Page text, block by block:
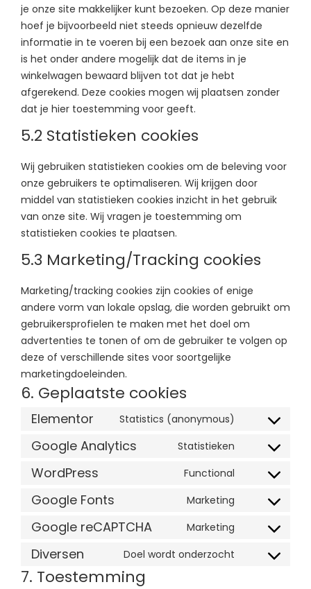
je onze site makkelijker kunt bezoeken. Op deze manier
hoef je bijvoorbeeld niet steeds opnieuw dezelfde
informatie in te voeren bij een bezoek aan onze site en
is het onder andere mogelijk dat de items in je
winkelwagen bewaard blijven tot dat je hebt
afgerekend. Deze cookies mogen wij plaatsen zonder
dat je hier toestemming voor geeft.
5.2 Statistieken cookies
Wij gebruiken statistieken cookies om de beleving voor
onze gebruikers te optimaliseren. Wij krijgen door
middel van statistieken cookies inzicht in het gebruik
van onze site. Wij vragen je toestemming om
statistieken cookies te plaatsen.
5.3 Marketing/Tracking cookies
Marketing/tracking cookies zijn cookies of enige
andere vorm van lokale opslag, die worden gebruikt om
gebruikersprofielen te maken met het doel om
advertenties te tonen of om de gebruiker te volgen op
deze of verschillende sites voor soortgelijke
marketingdoeleinden.
6. Geplaatste cookies
Elementor Statistics (anonymous)
Google Analytics Statistieken
WordPress Functional
Google Fonts Marketing
Google reCAPTCHA Marketing
Diversen Doel wordt onderzocht
7. Toestemming